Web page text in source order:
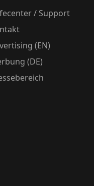
/ Support
(EN)
(DE)